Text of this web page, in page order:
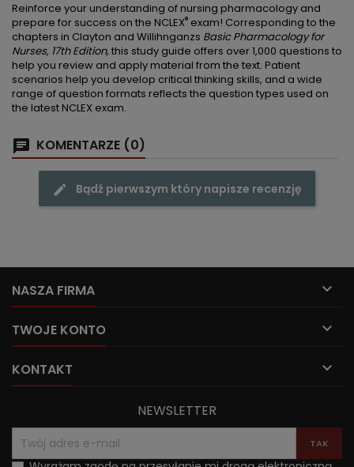
Reinforce your understanding of nursing pharmacology and
prepare for success on the NCLEX® exam! Corresponding to the
chapters in Clayton and Willihnganzs Basic Pharmacology for
Nurses, 17th Edition,this study guide offers over 1,000 questions to
help you review and apply material from the text. Patient
scenarios help you develop critical thinking skills, and a wide
range of question formats reflects the question types used on
the latest NCLEX exam.
KOMENTARZE (0)
Bądź pierwszym który napisze recenzję
NASZA FIRMA 
TWOJE KONTO 
KONTAKT 
NEWSLETTER